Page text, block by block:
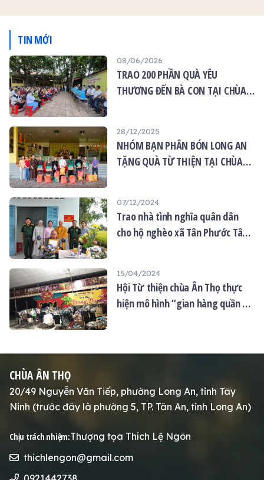
AnTIN MỚI
08/06/2026
TRAO 200 PHẦN QUÀ YÊU
THƯƠNG ĐẾN BÀ CON TẠI CHÙA
28/12/2025
NHÓM BẠN PHÂN BÓN LONG AN
TẶNG QUÀ TỪ THIỆN TẠI CHÙA
07/12/2024
Trao nhà tình nghĩa quân dân
cho hộ nghèo xã Tân Phước Tây
15/04/2024
Hội Từ thiện chùa Ân Thọ thực
hiện mô hình “gian hàng quần áo
CHÙA ÂN THỌ
20/49 Nguyễn Văn Tiếp, phường Long An, tỉnh Tây
Ninh (trước đây là phường 5, TP. Tân An, tỉnh Long An)
Chịu trách nhiệm:Thượng tọa Thích Lệ Ngôn
thichlengon@gmail.com